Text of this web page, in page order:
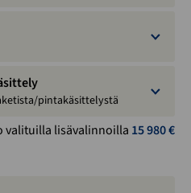
pintakäsittelystä
valituilla lisävalinnoilla 15 980€